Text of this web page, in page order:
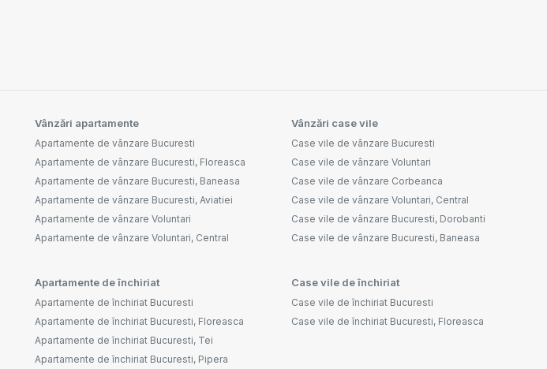
Vânzări apartamente
Apartamente de vânzare Bucuresti
Apartamente de vânzare Bucuresti, Floreasca
Apartamente de vânzare Bucuresti, Baneasa
Apartamente de vânzare Bucuresti, Aviatiei
Apartamente de vânzare Voluntari
Apartamente de vânzare Voluntari, Central
Vânzări case vile
Case vile de vânzare Bucuresti
Case vile de vânzare Voluntari
Case vile de vânzare Corbeanca
Case vile de vânzare Voluntari, Central
Case vile de vânzare Bucuresti, Dorobanti
Case vile de vânzare Bucuresti, Baneasa
Apartamente de închiriat
Apartamente de închiriat Bucuresti
Apartamente de închiriat Bucuresti, Floreasca
Apartamente de închiriat Bucuresti, Tei
Apartamente de închiriat Bucuresti, Pipera
Case vile de închiriat
Case vile de închiriat Bucuresti
Case vile de închiriat Bucuresti, Floreasca